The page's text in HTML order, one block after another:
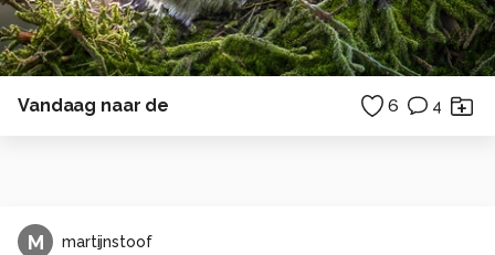
Vandaag naar de 6 4
M martijnstoof